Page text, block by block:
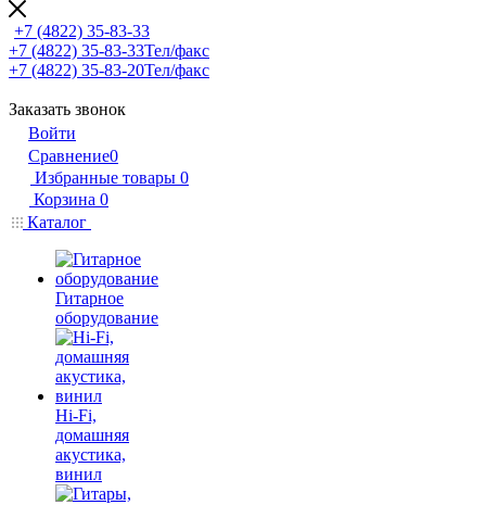
+7 (4822) 35-83-33
+7 (4822) 35-83-33Тел/факс
+7 (4822) 35-83-20Тел/факс
Заказать звонок
Войти
Сравнение0
Избранные товары 0
Корзина 0
Каталог
Гитарное
оборудование
Hi-Fi,
домашняя
акустика,
винил